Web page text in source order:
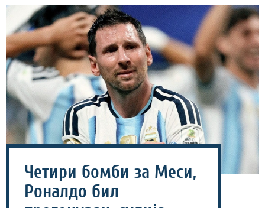
Четири бомби за Меси,
Роналдо бил